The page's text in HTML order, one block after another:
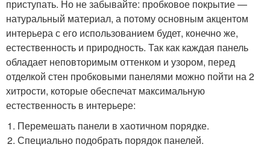
приступать. Но не забывайте: пробковое покрытие —
натуральный материал, а потому основным акцентом
интерьера с его использованием будет, конечно же,
естественность и природность. Так как каждая панель
обладает неповторимым оттенком и узором, перед
отделкой стен пробковыми панелями можно пойти на 2
хитрости, которые обеспечат максимальную
естественность в интерьере:
Перемешать панели в хаотичном порядке.
Специально подобрать порядок панелей.